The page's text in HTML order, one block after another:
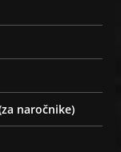
naročnike)